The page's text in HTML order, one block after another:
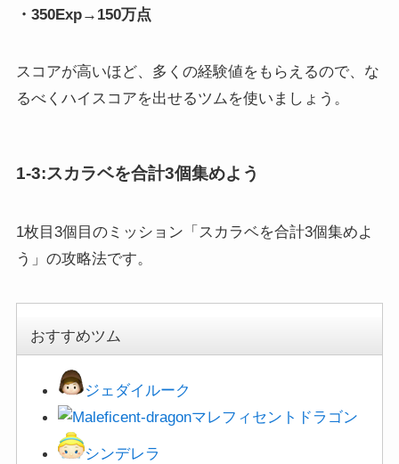
・350Exp→150万点
スコアが高いほど、多くの経験値をもらえるので、な
るべくハイスコアを出せるツムを使いましょう。
1-3:スカラベを合計3個集めよう
1枚目3個目のミッション「スカラベを合計3個集めよ
う」の攻略法です。
おすすめツム
ジェダイルーク
マレフィセントドラゴン
シンデレラ